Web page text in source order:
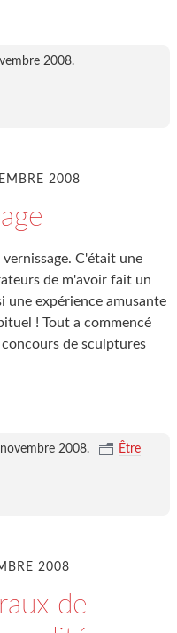
2008.
2008
C'était une
de m'avoir fait un
une expérience amusante
! Tout a commencé
concours de sculptures
2008.
Être
2008
de